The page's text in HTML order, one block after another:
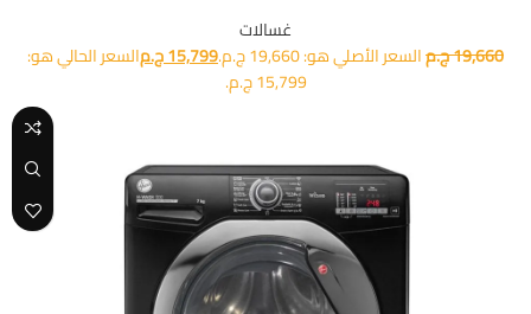
غسالات
19,660ج.مالسعر الأصلي هو: 19,660 ج.م. 15,799ج.مالسعر الحالي هو:
15,799 ج.م.